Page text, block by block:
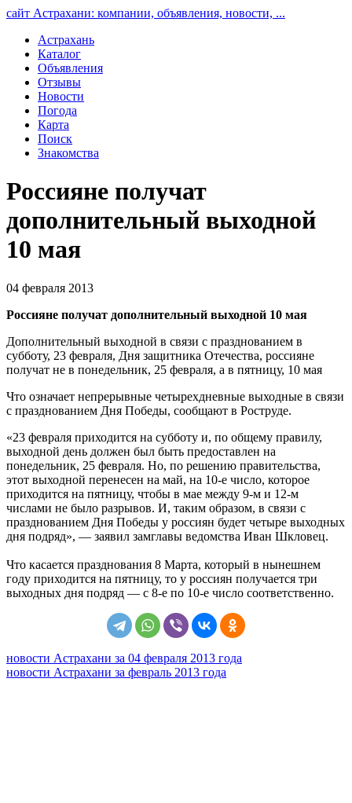
сайт Астрахани: компании, объявления, новости, ...
Астрахань
Каталог
Объявления
Отзывы
Новости
Погода
Карта
Поиск
Знакомства
Россияне получат
дополнительный выходной
10 мая
04 февраля 2013
Россияне получат дополнительный выходной 10 мая
Дополнительный выходной в связи с празднованием в
субботу, 23 февраля, Дня защитника Отечества, россияне
получат не в понедельник, 25 февраля, а в пятницу, 10 мая
Что означает непрерывные четырехдневные выходные в связи
с празднованием Дня Победы, сообщают в Роструде.
«23 февраля приходится на субботу и, по общему правилу,
выходной день должен был быть предоставлен на
понедельник, 25 февраля. Но, по решению правительства,
этот выходной перенесен на май, на 10-е число, которое
приходится на пятницу, чтобы в мае между 9-м и 12-м
числами не было разрывов. И, таким образом, в связи с
празднованием Дня Победы у россиян будет четыре выходных
дня подряд», — заявил замглавы ведомства Иван Шкловец.
Что касается празднования 8 Марта, который в нынешнем
году приходится на пятницу, то у россиян получается три
выходных дня подряд — с 8-е по 10-е число соответственно.
новости Астрахани за 04 февраля 2013 года
новости Астрахани за февраль 2013 года